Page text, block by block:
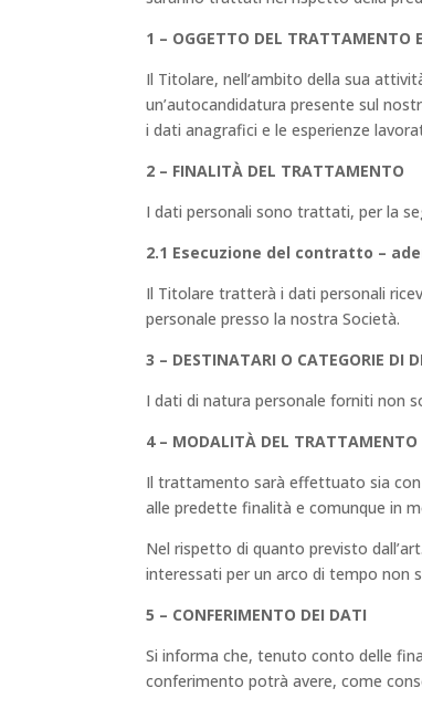
1 – OGGETTO DEL TRATTAMENTO
Il Titolare, nell’ambito della sua
un’autocandidatura presente sul
i dati anagrafici e le esperienze
2 – FINALITÀ DEL TRATTAMENTO
I dati personali sono trattati, per la
2.1 Esecuzione del contratto –
Il Titolare tratterà i dati personali
personale presso la nostra Società.
3 – DESTINATARI O CATEGORIE DI
I dati di natura personale forniti non
4 – MODALITÀ DEL TRATTAMENTO
Il trattamento sarà effettuato sia
alle predette finalità e comunque in
Nel rispetto di quanto previsto
interessati per un arco di tempo non
5 – CONFERIMENTO DEI DATI
Si informa che, tenuto conto delle
conferimento potrà avere, come